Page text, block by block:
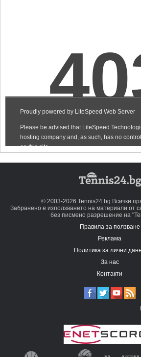
© 2003-2026 Tennis24.bg Всички
Забранено е използването на материали от
без писмено разрешение на
Правила за ползване
Реклама
Политика за лични
За нас
Контакти